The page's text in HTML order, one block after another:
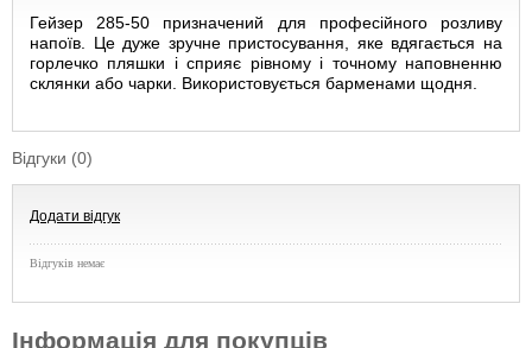
Гейзер 285-50 призначений для професійного розливу
напоїв. Це дуже зручне пристосування, яке вдягається на
горлечко пляшки і сприяє рівному і точному наповненню
склянки або чарки. Використовується барменами щодня.
Відгуки (0)
Додати відгук
Відгуків немає
Інформація для покупців